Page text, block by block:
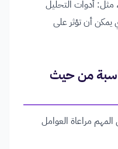
أدوات التحليل
يمكن أن تؤثر على
من حيث
مراعاة العوامل